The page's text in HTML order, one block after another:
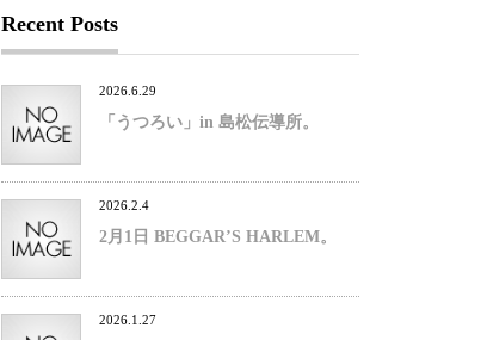
Recent Posts
2026.6.29
「うつろい」in 島松伝導所。
2026.2.4
2月1日 BEGGAR’S HARLEM。
2026.1.27